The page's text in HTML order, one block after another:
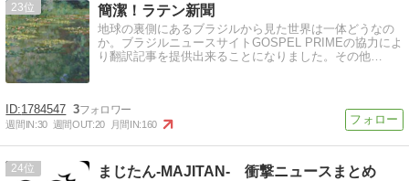
23 簡潔！ラテン新聞
地球の裏側にあるブラジルから見た世界は一体どうなの
か。ブラジルニュースサイトGOSPEL PRIMEの協力によ
り翻訳記事を提供出来ることになりました。その他…
1784547 3
週間IN:30 週間OUT:20 月間IN:160
24 まじたん-MAJITAN- 衝撃ニュースまとめ